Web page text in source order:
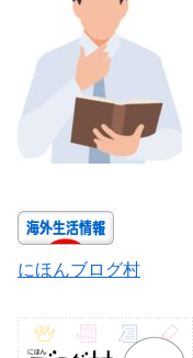
にほんブログ村